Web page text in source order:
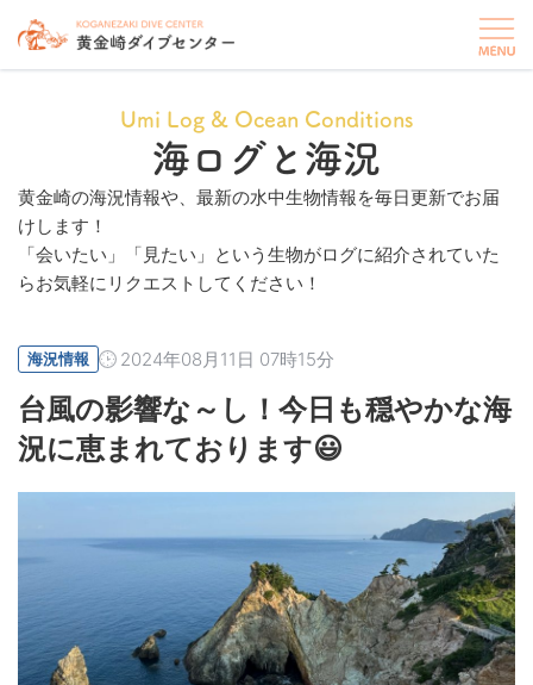
Umi Log & Ocean Conditions
海ログと海況
黄金崎の海況情報や、最新の水中生物情報を毎日更新でお届
けします！
「会いたい」「見たい」という生物がログに紹介されていた
らお気軽にリクエストしてください！
海況情報 2024年08月11日 07時15分
台風の影響な～し！今日も穏やかな海
況に恵まれております😃